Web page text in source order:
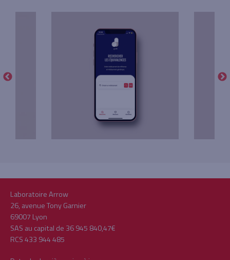
Laboratoire Arrow
26, avenue Tony Garnier
69007 Lyon
SAS au capital de 36 945 840,47€
RCS 433 944 485